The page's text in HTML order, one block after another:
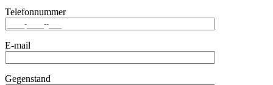
Telefonnummer
E-mail
Gegenstand